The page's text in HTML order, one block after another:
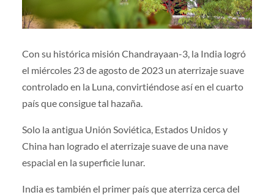
Con su histórica misión Chandrayaan-3, la India logró
el miércoles 23 de agosto de 2023 un aterrizaje suave
controlado en la Luna, convirtiéndose así en el cuarto
país que consigue tal hazaña.
Solo la antigua Unión Soviética, Estados Unidos y
China han logrado el aterrizaje suave de una nave
espacial en la superficie lunar.
India es también el primer país que aterriza cerca del